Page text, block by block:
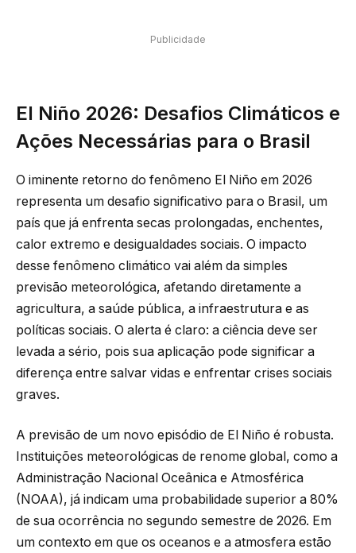
Publicidade
El Niño 2026: Desafios Climáticos e
Ações Necessárias para o Brasil
O iminente retorno do fenômeno El Niño em 2026
representa um desafio significativo para o Brasil, um
país que já enfrenta secas prolongadas, enchentes,
calor extremo e desigualdades sociais. O impacto
desse fenômeno climático vai além da simples
previsão meteorológica, afetando diretamente a
agricultura, a saúde pública, a infraestrutura e as
políticas sociais. O alerta é claro: a ciência deve ser
levada a sério, pois sua aplicação pode significar a
diferença entre salvar vidas e enfrentar crises sociais
graves.
A previsão de um novo episódio de El Niño é robusta.
Instituições meteorológicas de renome global, como a
Administração Nacional Oceânica e Atmosférica
(NOAA), já indicam uma probabilidade superior a 80%
de sua ocorrência no segundo semestre de 2026. Em
um contexto em que os oceanos e a atmosfera estão